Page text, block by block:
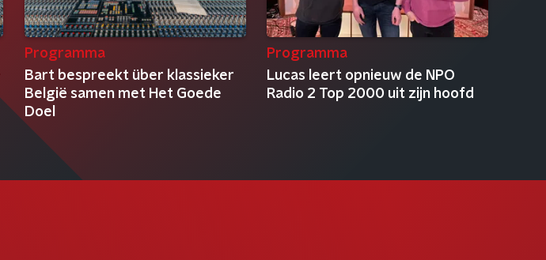
Programma
Bart bespreekt über klassieker
België samen met Het Goede
Doel
Programma
Lucas leert opnieuw de NPO
Radio 2 Top 2000 uit zijn hoofd